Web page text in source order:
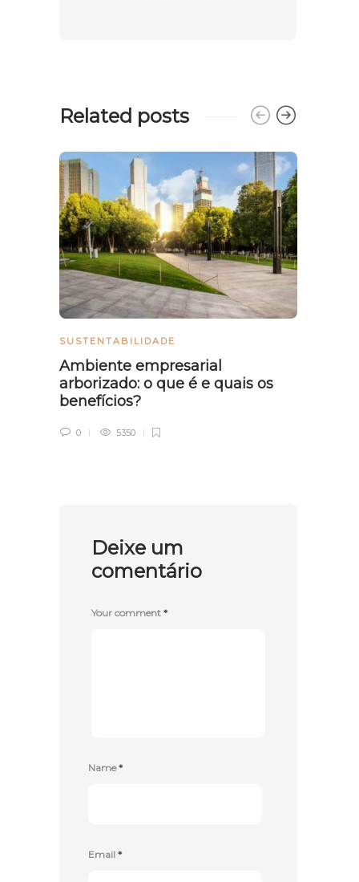
Related posts
SUSTENTABILIDADE
Ambiente empresarial
arborizado: o que é e quais os
benefícios?
0 5350
Deixe um
comentário
Your comment *
Name*
Email *